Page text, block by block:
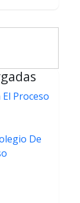
Proceso
De